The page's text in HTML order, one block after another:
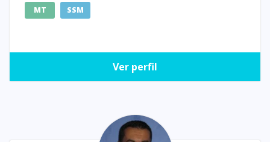
MT SSM
Ver perfil